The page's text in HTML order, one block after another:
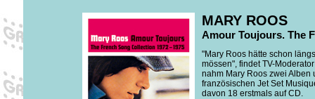
MARY ROOS
Amour Toujours. The
"Mary Roos hätte schon
mössen", findet TV-
nahm Mary Roos zwei Alben
französischen Jet Set
davon 18 erstmals auf CD.